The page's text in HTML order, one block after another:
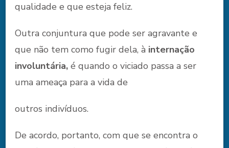
qualidade e que esteja feliz.
Outra conjuntura que pode ser agravante e
que não tem como fugir dela, à internação
involuntária, é quando o viciado passa a ser
uma ameaça para a vida de
outros indivíduos.
De acordo, portanto, com que se encontra o